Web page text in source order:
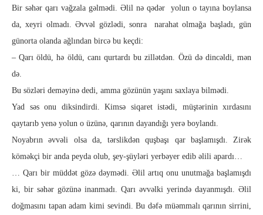
Bir səhər qarı vağzala gəlmədi. Əlil nə qədər yolun o tayına boylansa
da, xeyri olmadı. Əvvəl gözlədi, sonra narahat olmağa başladı, gün
günorta olanda ağlından bircə bu keçdi:
– Qarı öldü, hə öldü, canı qurtardı bu zillətdən. Özü də dincəldi, mən
də.
Bu sözləri deməyinə dedi, amma gözünün yaşını saxlaya bilmədi.
Yad səs onu diksindirdi. Kimsə siqaret istədi, müştərinin xırdasını
qaytarıb yenə yolun o üzünə, qarının dayandığı yerə boylandı.
Noyabrın əvvəli olsa da, tərslikdən quşbaşı qar başlamışdı. Zirək
köməkçi bir anda peyda olub, şey-şüyləri yerbəyer edib əlili apardı…
… Qarı bir müddət gözə dəymədi. Əlil artıq onu unutmağa başlamışdı
ki, bir səhər gözünə inanmadı. Qarı əvvəlki yerində dayanmışdı. Əlil
doğmasını tapan adam kimi sevindi. Bu dəfə müəmmalı qarının sirrini,